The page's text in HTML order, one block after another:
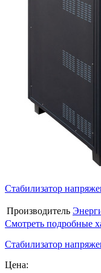
Стабилизатор
Производитель
Смотреть подробные
Стабилизатор
Цена: